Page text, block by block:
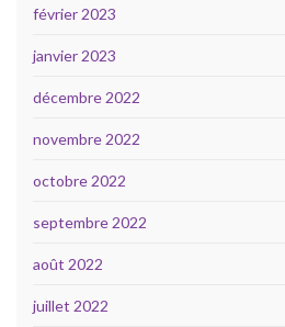
février 2023
janvier 2023
décembre 2022
novembre 2022
octobre 2022
septembre 2022
août 2022
juillet 2022